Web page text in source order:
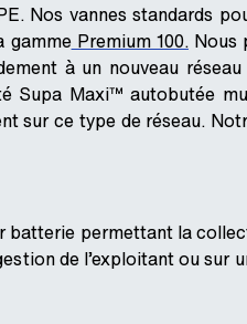
Nos vannes standards
gammePremium 100. Nous
à un nouveau
Supa Maxi™ autobutée
sur ce type de réseau.
permettant la
de l’exploitant ou sur